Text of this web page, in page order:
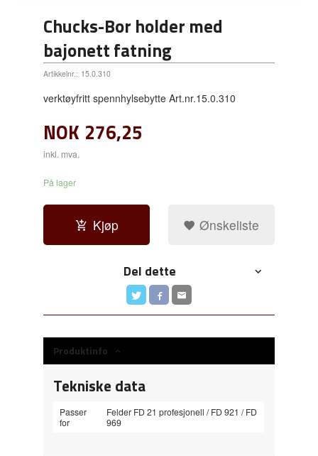
Chucks-Bor holder med
bajonett fatning
Artikkelnr.: 15.0.310
verktøyfritt spennhylsebytte Art.nr.15.0.310
NOK 276,25
inkl. mva.
På lager
Kjøp Ønskeliste
Del dette
Produktinfo
Tekniske data
Passer
for
Felder FD 21 profesjonell / FD 921 / FD
969